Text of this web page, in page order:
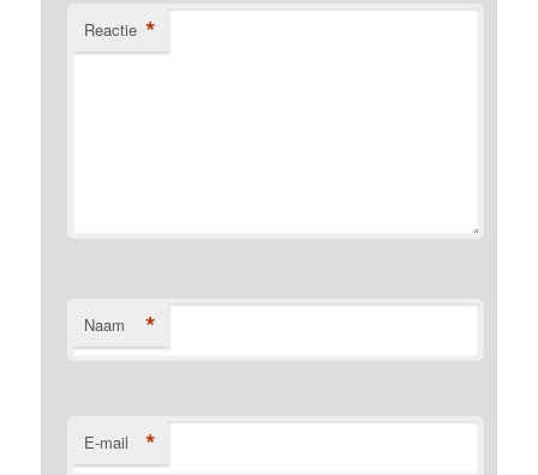
Reactie *
Naam *
E-mail *